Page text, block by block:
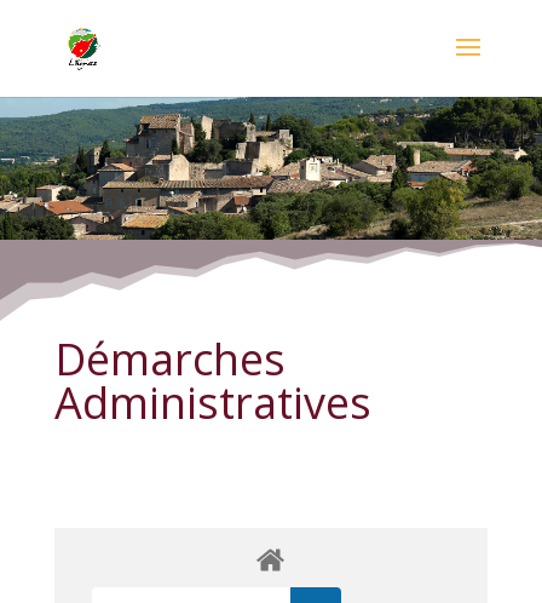
Démarches Administratives
Démarches
Administratives